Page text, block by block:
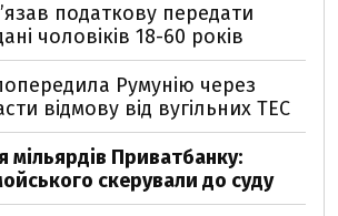
податкову передати
чоловіків 18-60 років
Румунію через
відмову від вугільних ТЕС
мільярдів Приватбанку:
скерували до суду